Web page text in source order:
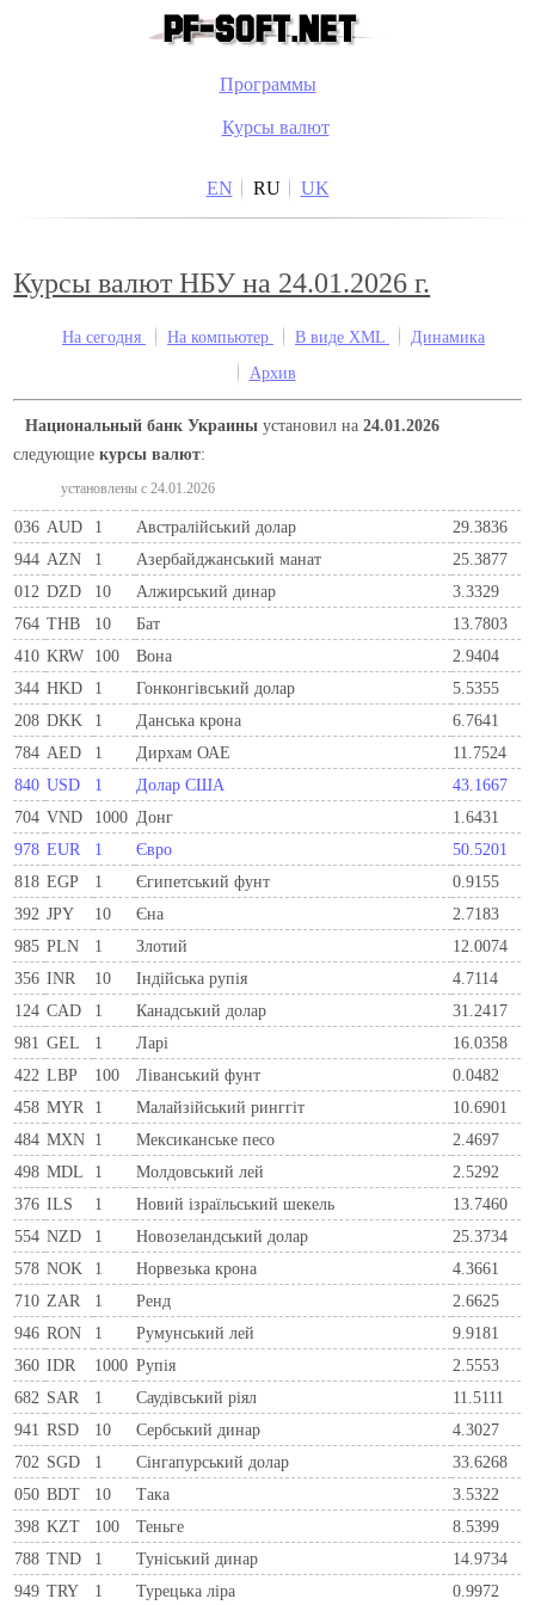
Программы
Курсы валют
EN RU UK
Курсы валют НБУ на 24.01.2026 г.
На сегодня На компьютер В виде XML
Динамика
Архив
Национальный банк Украины установил на24.01.2026
следующиекурсы валют:
установлены c 24.01.2026
036 AUD 1 Австралійський долар
29.3836
944 AZN 1 Азербайджанський манат
25.3877
012 DZD 10 Алжирський динар
3.3329
764 THB 10 Бат
13.7803
410 KRW 100 Вона
2.9404
344 HKD 1 Гонконгівський долар
5.5355
208 DKK 1 Данська крона
6.7641
784 AED 1 Дирхам ОАЕ
11.7524
840 USD 1 Долар США
43.1667
704 VND 1000 Донг
1.6431
978 EUR 1 Євро
50.5201
818 EGP 1 Єгипетський фунт
0.9155
392 JPY 10 Єна
2.7183
985 PLN 1 Злотий
12.0074
356 INR 10 Індійська рупія
4.7114
124 CAD 1 Канадський долар
31.2417
981 GEL 1 Ларi
16.0358
422 LBP 100 Ліванський фунт
0.0482
458 MYR 1 Малайзійський ринггіт
10.6901
484 MXN 1 Мексиканське песо
2.4697
498 MDL 1 Молдовський лей
2.5292
376 ILS 1 Новий ізраїльський шекель
13.7460
554 NZD 1 Новозеландський долар
25.3734
578 NOK 1 Норвезька крона
4.3661
710 ZAR 1 Ренд
2.6625
946 RON 1 Румунський лей
9.9181
360 IDR 1000 Рупія
2.5553
682 SAR 1 Саудівський ріял
11.5111
941 RSD 10 Сербський динар
4.3027
702 SGD 1 Сінгапурський долар
33.6268
050 BDT 10 Така
3.5322
398 KZT 100 Теньге
8.5399
788 TND 1 Туніський динар
14.9734
949 TRY 1 Турецька ліра 0.9972